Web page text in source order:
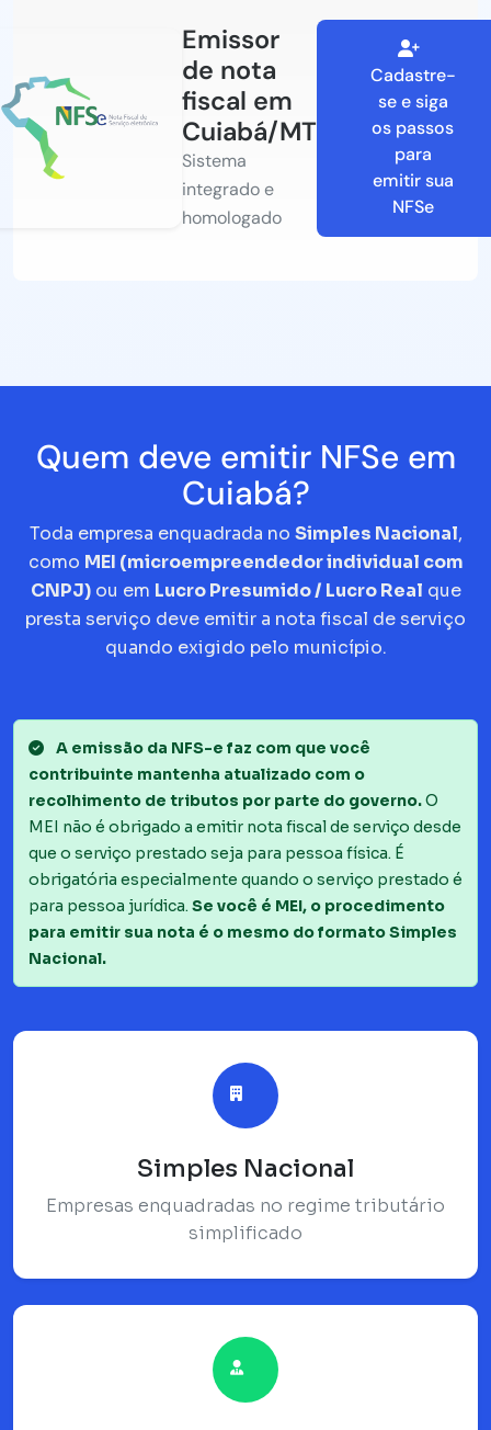
Emissor
de nota
fiscal em
Cuiabá/MT
Sistema
integrado e
homologado
Cadastre-
se e siga
os passos
para
emitir sua
NFSe
Quem deve emitir NFSe em
Cuiabá?
Toda empresa enquadrada no Simples Nacional,
como MEI (microempreendedor individual com
CNPJ)ou em Lucro Presumido / Lucro Real que
presta serviço deve emitir a nota fiscal de serviço
quando exigido pelo município.
A emissão da NFS-e faz com que você
contribuinte mantenha atualizado com o
recolhimento de tributos por parte do governo.O
MEI não é obrigado a emitir nota fiscal de serviço desde
que o serviço prestado seja para pessoa física. É
obrigatória especialmente quando o serviço prestado é
para pessoa jurídica. Se você é MEI, o procedimento
para emitir sua nota é o mesmo do formato Simples
Nacional.
Simples Nacional
Empresas enquadradas no regime tributário
simplificado